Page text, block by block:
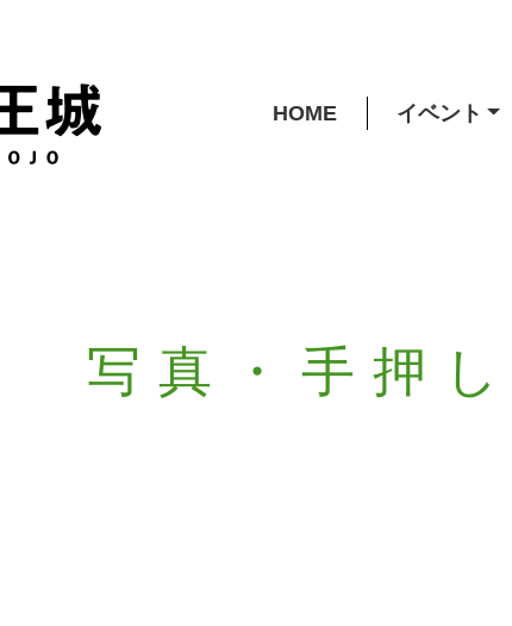
HOME イベント
写真・手押し